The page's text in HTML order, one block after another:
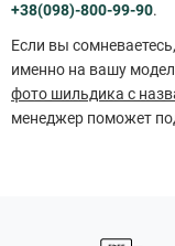
+38(098)-800-99-90.
Если вы
именно на вашу
фото шильдика с
менеджер поможет